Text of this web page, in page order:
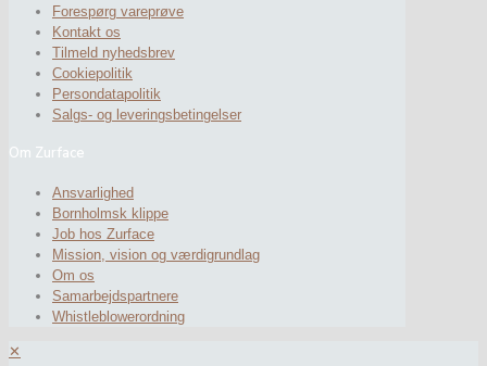
Forespørg vareprøve
Kontakt os
Tilmeld nyhedsbrev
Cookiepolitik
Persondatapolitik
Salgs- og leveringsbetingelser
Om Zurface
Ansvarlighed
Bornholmsk klippe
Job hos Zurface
Mission, vision og værdigrundlag
Om os
Samarbejdspartnere
Whistleblowerordning
✕